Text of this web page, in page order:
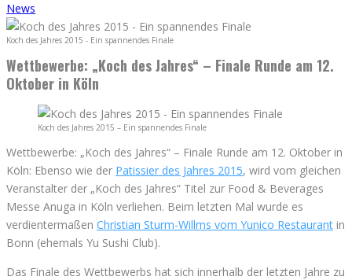
News
Koch des Jahres 2015 - Ein spannendes Finale
Wettbewerbe: „Koch des Jahres“ – Finale Runde am 12.
Oktober in Köln
Koch des Jahres 2015 – Ein spannendes Finale
Wettbewerbe: „Koch des Jahres“ – Finale Runde am 12. Oktober in
Köln: Ebenso wie der Patissier des Jahres 2015, wird vom gleichen
Veranstalter der „Koch des Jahres“ Titel zur Food & Beverages
Messe Anuga in Köln verliehen. Beim letzten Mal wurde es
verdientermaßen Christian Sturm-Willms vom Yunico Restaurant in
Bonn (ehemals Yu Sushi Club).
Das Finale des Wettbewerbs hat sich innerhalb der letzten Jahre zu